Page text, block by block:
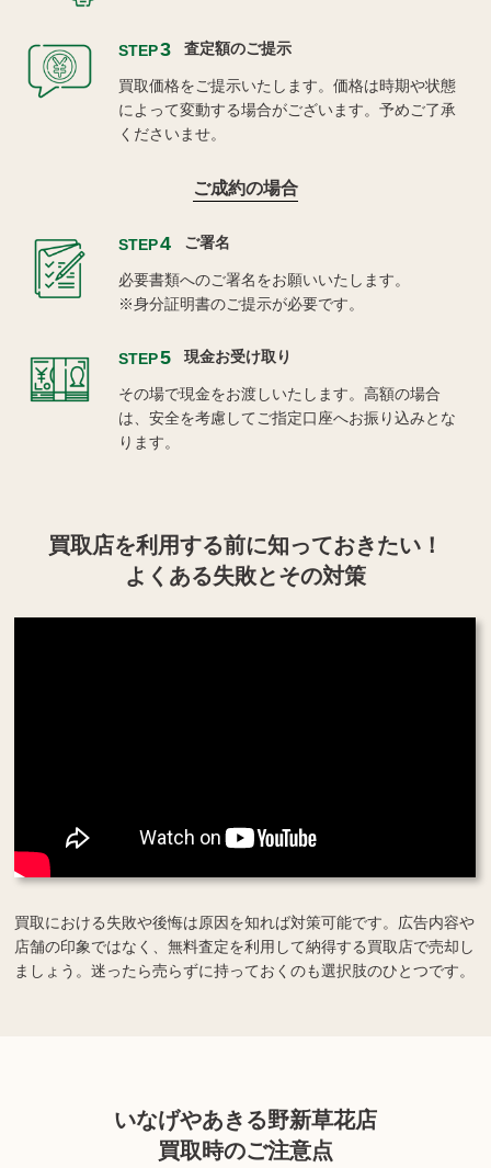
STEP3 査定額のご提示
買取価格をご提示いたします。価格は時期や状態
によって変動する場合がございます。予めご了承
くださいませ。
ご成約の場合
STEP4 ご署名
必要書類へのご署名をお願いいたします。
※身分証明書のご提示が必要です。
STEP5 現金お受け取り
その場で現金をお渡しいたします。高額の場合
は、安全を考慮してご指定口座へお振り込みとな
ります。
買取店を利用する前に知っておきたい！
よくある失敗とその対策
買取における失敗や後悔は原因を知れば対策可能です。広告内容や
店舗の印象ではなく、無料査定を利用して納得する買取店で売却し
ましょう。迷ったら売らずに持っておくのも選択肢のひとつです。
いなげやあきる野新草花店
買取時のご注意点